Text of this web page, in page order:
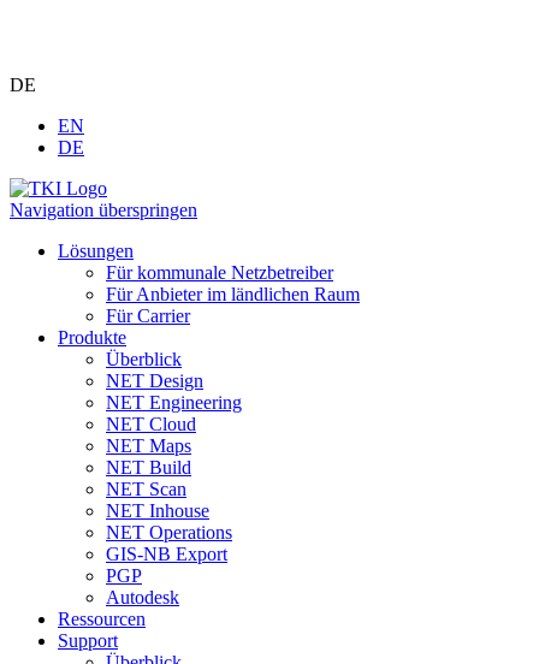
DE
EN
DE
Navigation überspringen
Lösungen
Für kommunale Netzbetreiber
Für Anbieter im ländlichen Raum
Für Carrier
Produkte
Überblick
NET Design
NET Engineering
NET Cloud
NET Maps
NET Build
NET Scan
NET Inhouse
NET Operations
GIS-NB Export
PGP
Autodesk
Ressourcen
Support